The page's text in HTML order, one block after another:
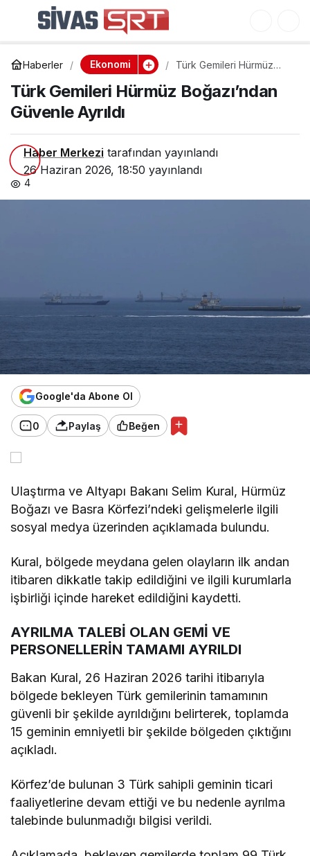
Haberler Ekonomi
Türk Gemileri Hürmüz
Ayrıldı
Türk Gemileri Hürmüz Boğazı’ndan
Güvenle Ayrıldı
Haber Merkezi tarafından yayınlandı
26 Haziran 2026, 18:50 yayınlandı
4
Google'da Abone Ol
0 Paylaş Beğen
Ulaştırma ve Altyapı Bakanı Selim Kural, Hürmüz
Boğazı ve Basra Körfezi’ndeki gelişmelerle ilgili
sosyal medya üzerinden açıklamada bulundu.
Kural, bölgede meydana gelen olayların ilk andan
itibaren dikkatle takip edildiğini ve ilgili kurumlarla
işbirliği içinde hareket edildiğini kaydetti.
AYRILMA TALEBİ OLAN GEMİ VE
PERSONELLERİN TAMAMI AYRILDI
Bakan Kural, 26 Haziran 2026 tarihi itibarıyla
bölgede bekleyen Türk gemilerinin tamamının
güvenli bir şekilde ayrıldığını belirterek, toplamda
15 geminin emniyetli bir şekilde bölgeden çıktığını
açıkladı.
Körfez’de bulunan 3 Türk sahipli geminin ticari
faaliyetlerine devam ettiği ve bu nedenle ayrılma
talebinde bulunmadığı bilgisi verildi.
Türk Gemileri Hürmüz